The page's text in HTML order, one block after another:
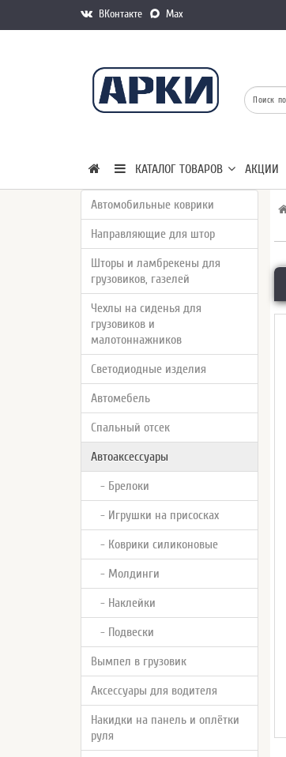
ВКонтакте Max
КАТАЛОГ ТОВАРОВ АКЦИИ
Автомобильные коврики
Направляющие для штор
Шторы и ламбрекены для
грузовиков, газелей
Чехлы на сиденья для
грузовиков и
малотоннажников
Светодиодные изделия
Автомебель
Спальный отсек
Автоаксессуары
- Брелоки
- Игрушки на присосках
- Коврики силиконовые
- Молдинги
- Наклейки
- Подвески
Вымпел в грузовик
Аксессуары для водителя
Накидки на панель и оплётки
руля